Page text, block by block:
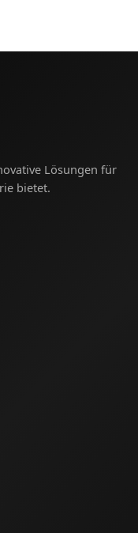
Lösungen für
bietet.